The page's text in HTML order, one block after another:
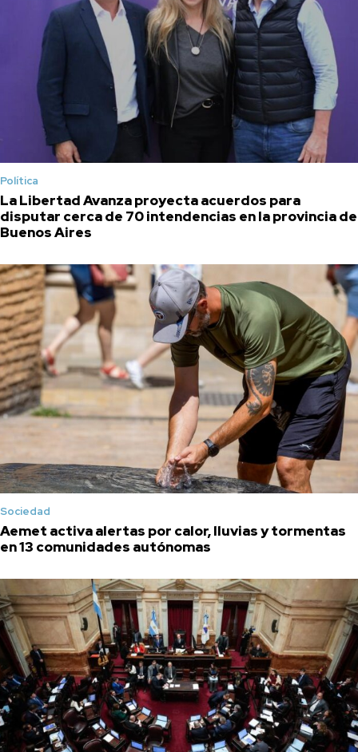
Política
La Libertad Avanza proyecta acuerdos para
disputar cerca de 70 intendencias en la provincia de
Buenos Aires
Sociedad
Aemet activa alertas por calor, lluvias y tormentas
en 13 comunidades autónomas